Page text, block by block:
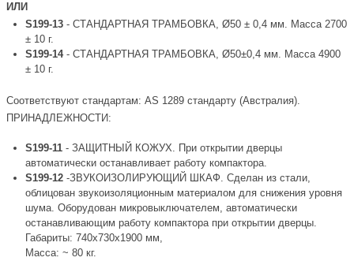
ИЛИ
S199-13 - СТАНДАРТНАЯ ТРАМБОВКА, Ø50 ± 0,4 мм. Масса 2700
± 10 г.
S199-14- СТАНДАРТНАЯ ТРАМБОВКА, Ø50±0,4 мм. Масса 4900
± 10 г.
Соответствуют стандартам: AS 1289 стандарту (Австралия).
ПРИНАДЛЕЖНОСТИ:
S199-11 - ЗАЩИТНЫЙ КОЖУХ. При открытии дверцы
автоматически останавливает работу компактора.
S199-12 -ЗВУКОИЗОЛИРУЮЩИЙ ШКАФ. Сделан из стали,
облицован звукоизоляционным материалом для снижения уровня
шума. Оборудован микровыключателем, автоматически
останавливающим работу компактора при открытии дверцы.
Габариты: 740x730x1900 мм,
Масса: ~ 80 кг.